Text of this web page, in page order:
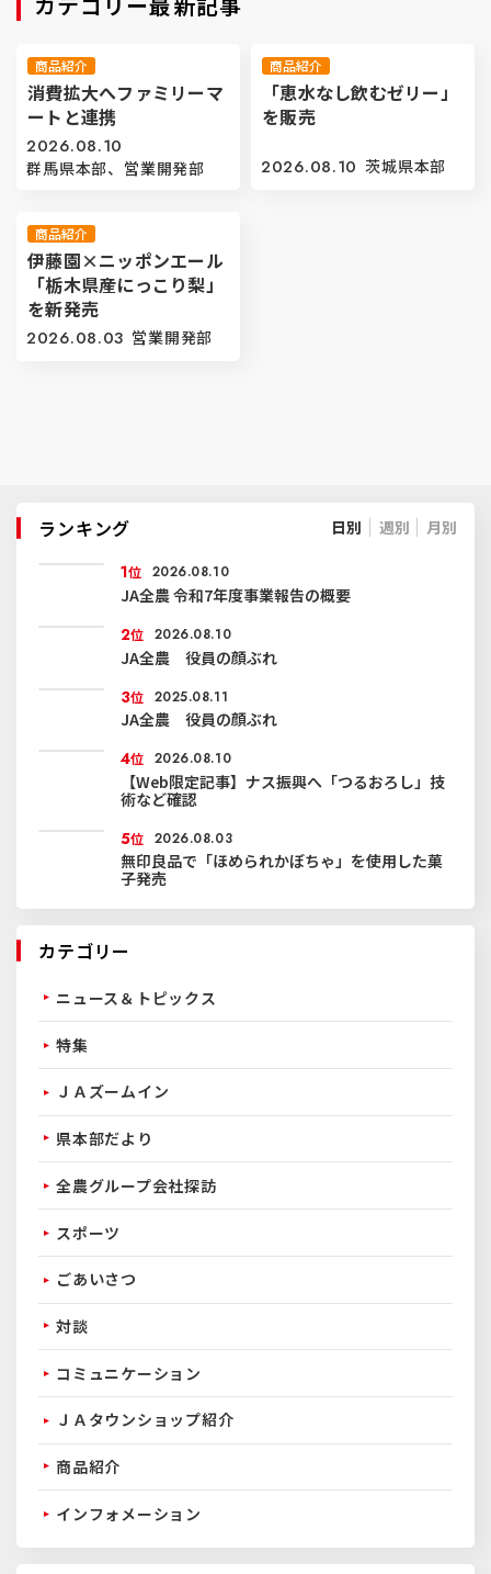
商品紹介
消費拡大へファミリーマ
ートと連携
2026.08.10
群馬県本部、営業開発部
商品紹介
「恵水なし飲むゼリー」
を販売
2026.08.10 茨城県本部
商品紹介
伊藤園×ニッポンエール
「栃木県産にっこり梨」
を新発売
2026.08.03 営業開発部
ランキング 日別 週別 月別
1位 2026.08.10
JA全農 令和7年度事業報告の概要
2位 2026.08.10
JA全農 役員の顔ぶれ
3位 2025.08.11
JA全農 役員の顔ぶれ
4位 2026.08.10
【Web限定記事】ナス振興へ「つるおろし」技
術など確認
5位 2026.08.03
無印良品で「ほめられかぼちゃ」を使用した菓
子発売
カテゴリー
ニュース＆トピックス
特集
ＪＡズームイン
県本部だより
全農グループ会社探訪
スポーツ
ごあいさつ
対談
コミュニケーション
ＪＡタウンショップ紹介
商品紹介
インフォメーション